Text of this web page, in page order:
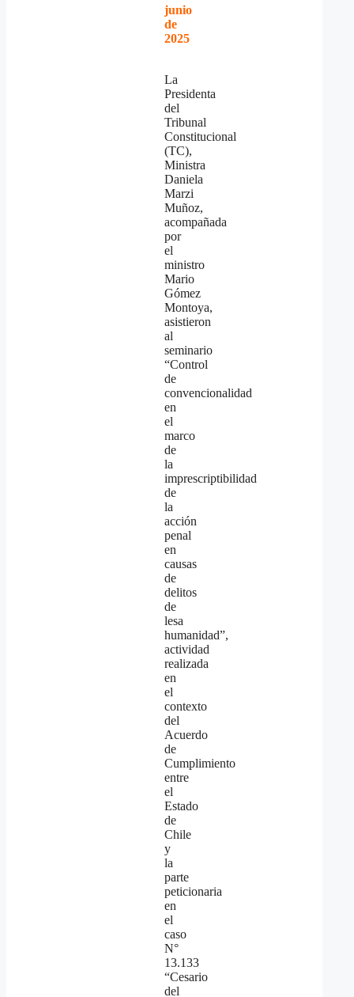
junio
de
2025
La
Presidenta
del
Tribunal
Constitucional
(TC),
Ministra
Daniela
Marzi
Muñoz,
acompañada
por
el
ministro
Mario
Gómez
Montoya,
asistieron
al
seminario
“Control
de
convencionalidad
en
el
marco
de
la
imprescriptibilidad
de
la
acción
penal
en
causas
de
delitos
de
lesa
humanidad”,
actividad
realizada
en
el
contexto
del
Acuerdo
de
Cumplimiento
entre
el
Estado
de
Chile
y
la
parte
peticionaria
en
el
caso
N°
13.133
“Cesario
del